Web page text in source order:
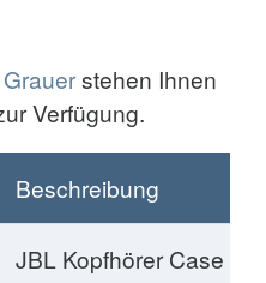
stehen Ihnen
Verfügung.
Beschreibung
JBL Kopfhörer Case